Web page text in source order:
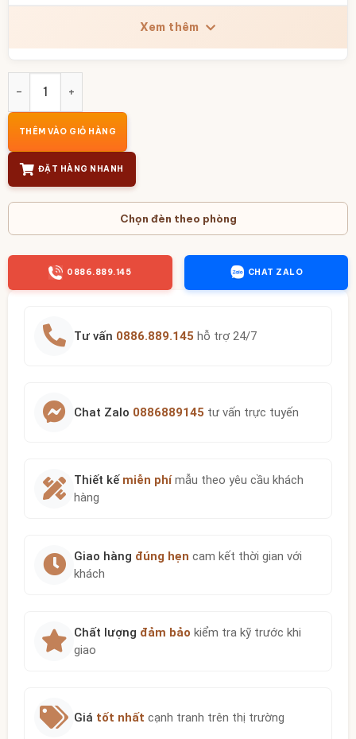
Xem thêm
THÊM VÀO GIỎ HÀNG
ĐẶT HÀNG NHANH
Chọn đèn theo phòng
0886.889.145 CHAT ZALO
Tư vấn 0886.889.145 hỗ trợ 24/7
Chat Zalo 0886889145 tư vấn trực tuyến
Thiết kế miễn phí mẫu theo yêu cầu khách
hàng
Giao hàng đúng hẹn cam kết thời gian với
khách
Chất lượng đảm bảo kiểm tra kỹ trước khi
giao
Giá tốt nhất cạnh tranh trên thị trường